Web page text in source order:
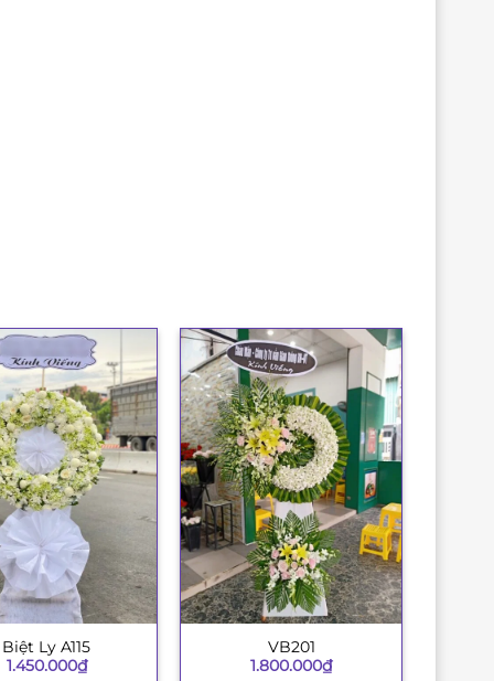
Biệt Ly A115
1.450.000₫
VB201
1.800.000₫